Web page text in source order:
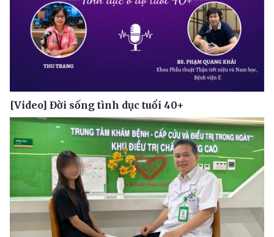
[Video] Đời sống tình dục tuổi 40+